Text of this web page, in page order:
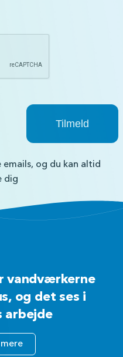
og du kan altid
dig
vandværkerne
og det ses i
arbejde